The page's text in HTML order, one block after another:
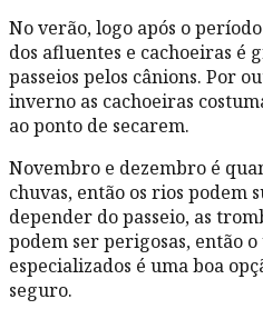
No verão, logo após o
dos afluentes e cachoeiras é
passeios pelos cânions. Por
inverno as cachoeiras
ao ponto de secarem.
Novembro e dezembro é
chuvas, então os rios
depender do passeio, as
podem ser perigosas, então o
especializados é uma boa
seguro.